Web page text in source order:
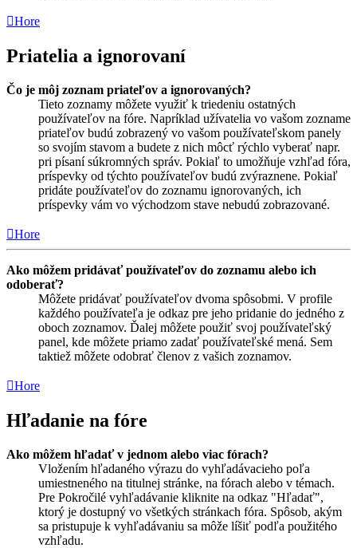
Hore
Priatelia a ignorovaní
Čo je môj zoznam priateľov a ignorovaných?
Tieto zoznamy môžete využiť k triedeniu ostatných
používateľov na fóre. Napríklad užívatelia vo vašom zozname
priateľov budú zobrazený vo vašom používateľskom panely
so svojím stavom a budete z nich môcť rýchlo vyberať napr.
pri písaní súkromných správ. Pokiaľ to umožňuje vzhľad fóra,
príspevky od týchto používateľov budú zvýraznene. Pokiaľ
pridáte používateľov do zoznamu ignorovaných, ich
príspevky vám vo východzom stave nebudú zobrazované.
Hore
Ako môžem pridávať používateľov do zoznamu alebo ich
odoberať?
Môžete pridávať používateľov dvoma spôsobmi. V profile
každého používateľa je odkaz pre jeho pridanie do jedného z
oboch zoznamov. Ďalej môžete použiť svoj používateľský
panel, kde môžete priamo zadať používateľské mená. Sem
taktiež môžete odobrať členov z vašich zoznamov.
Hore
Hľadanie na fóre
Ako môžem hľadať v jednom alebo viac fórach?
Vložením hľadaného výrazu do vyhľadávacieho poľa
umiestneného na titulnej stránke, na fórach alebo v témach.
Pre Pokročilé vyhľadávanie kliknite na odkaz "Hľadať",
ktorý je dostupný vo všetkých stránkach fóra. Spôsob, akým
sa pristupuje k vyhľadávaniu sa môže líšiť podľa použitého
vzhľadu.